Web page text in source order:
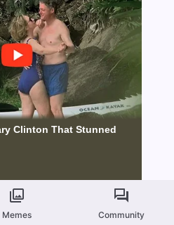
Memes Community